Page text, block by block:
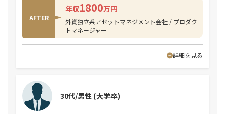
AFTER
年収1800万円
外資独立系アセットマネジメント会社 / プロダク
トマネージャー
詳細を見る
30代/男性 (大学卒)